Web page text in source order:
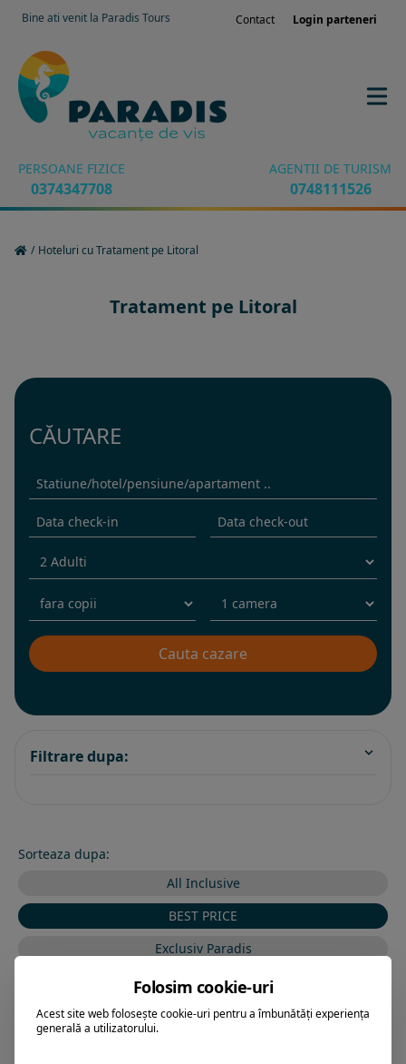
Bine ati venit la Paradis Tours Contact Login parteneri
PERSOANE FIZICE
0374347708
AGENTII DE TURISM
0748111526
/ Hoteluri cu Tratament pe Litoral
Tratament pe Litoral
CĂUTARE
Filtrare dupa:
Sorteaza dupa:
All Inclusive
BEST PRICE
Exclusiv Paradis
Stele 1-5
Stele 5-1
Folosim cookie-uri
Acest site web folosește cookie-uri pentru a îmbunătăți experiența
generală a utilizatorului.